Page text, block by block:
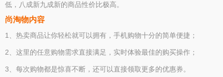
低，八成新九成新的商品性价比极高。
尚淘物内容
1、热卖商品让你轻松就可以拥有，手机购物十分的简单便捷；
2、这里的任意购物需求直接满足，实时体验最佳的购买操作；
3、每次购物都是惊喜不断，还可以直接领取更多的优惠券。